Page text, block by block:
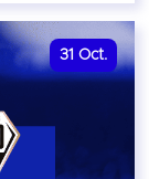
31 Oct.